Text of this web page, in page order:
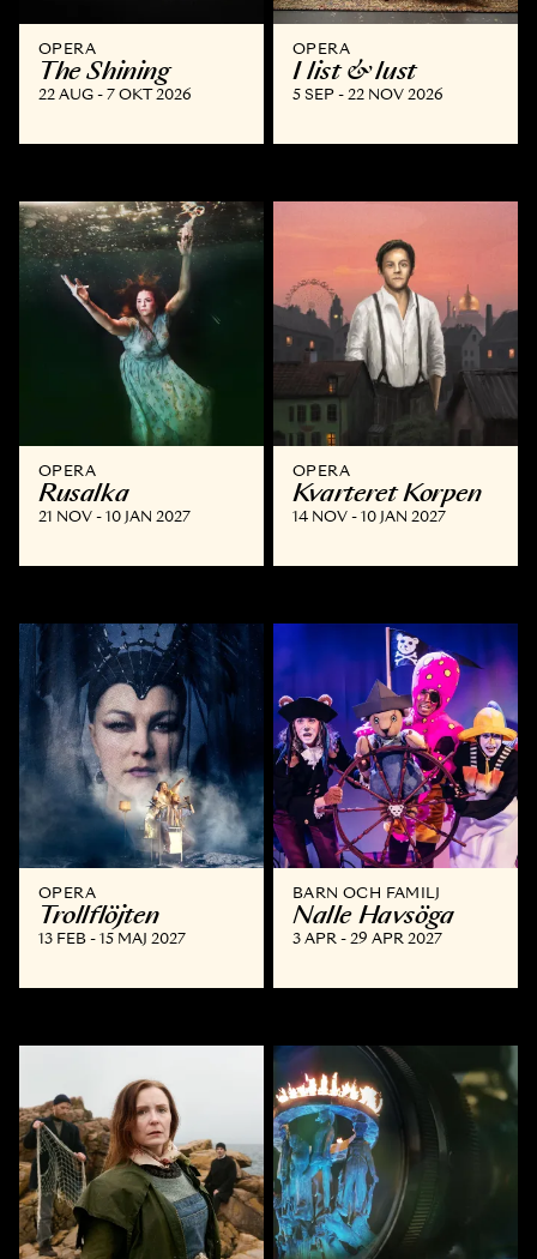
OPERA
The Shining
22 AUG - 7 OKT 2026
OPERA
I list & lust
5 SEP - 22 NOV 2026
OPERA
Rusalka
21 NOV - 10 JAN 2027
OPERA
Kvarteret Korpen
14 NOV - 10 JAN 2027
OPERA
Trollflöjten
13 FEB - 15 MAJ 2027
BARN OCH FAMILJ
Nalle Havsöga
3 APR - 29 APR 2027